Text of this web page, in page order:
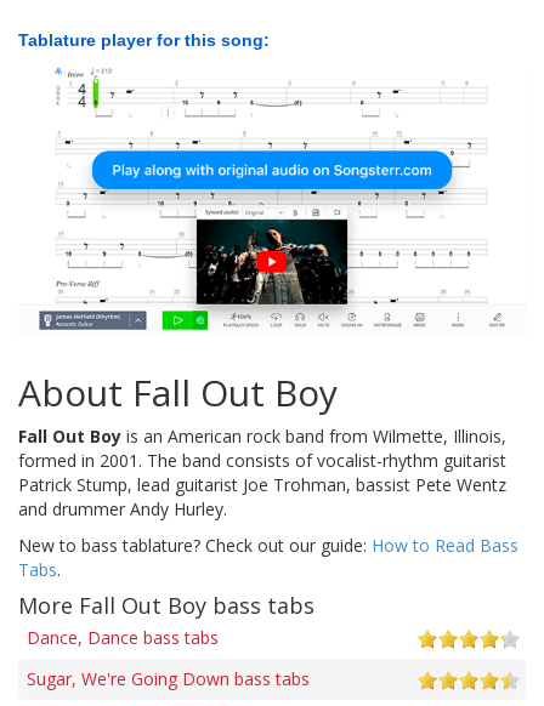
Tablature player for this song:
About Fall Out Boy
Fall Out Boy is an American rock band from Wilmette, Illinois,
formed in 2001. The band consists of vocalist-rhythm guitarist
Patrick Stump, lead guitarist Joe Trohman, bassist Pete Wentz
and drummer Andy Hurley.
New to bass tablature? Check out our guide: How to Read Bass
Tabs.
More Fall Out Boy bass tabs
Dance, Dance bass tabs
Sugar, We're Going Down bass tabs